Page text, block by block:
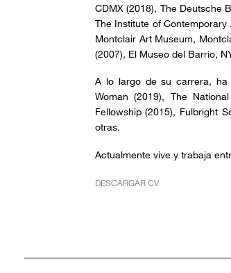
CDMX (2018), The Deutsche
The Institute of Contemporary
Montclair Art Museum,
(2007), El Museo del Barrio,
A lo largo de su carrera, ha
Woman (2019), The
Fellowship (2015), Fulbright
otras.
Actualmente vive y trabaja
DESCARGAR CV